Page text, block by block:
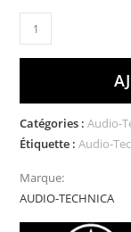
Catégories :Audio-
Étiquette :Audio-
Marque:
AUDIO-TECHNICA